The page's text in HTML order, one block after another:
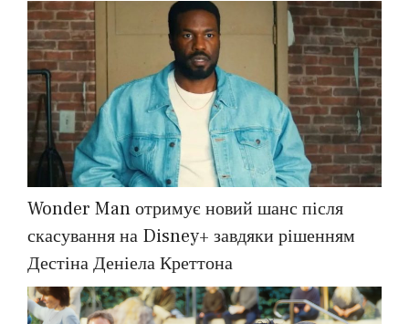
Wonder Man отримує новий шанс після
скасування на Disney+ завдяки рішенням
Дестіна Деніела Креттона